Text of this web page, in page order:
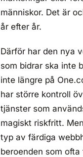
människor. Det är
år efter år.
Därför har den nya
som bidrar ska inte
inte längre på
har större kontroll
tjänster som
magiskt riskfritt.
typ av färdiga
beroenden som